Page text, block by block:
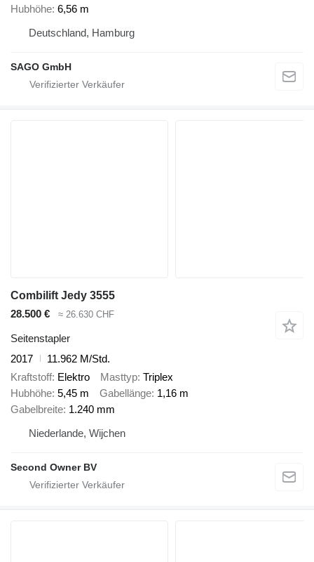
Hubhöhe 6,56 m
Deutschland, Hamburg
SAGO GmbH
Combilift Jedy 3555
28.500 €
≈ 26.630 CHF
Seitenstapler
2017
11.962 M/Std.
Kraftstoff Elektro Masttyp Triplex
Hubhöhe 5,45 m Gabellänge 1,16 m
Gabelbreite 1.240 mm
Niederlande, Wijchen
Second Owner BV